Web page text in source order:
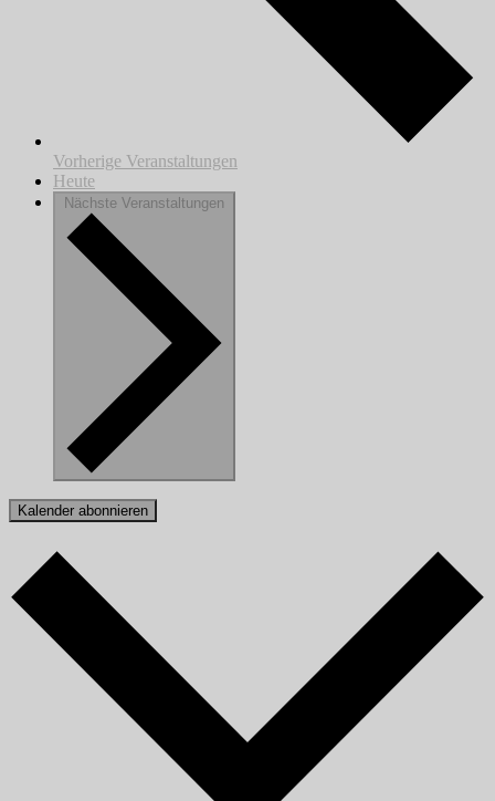
Vorherige Veranstaltungen
Heute
Nächste Veranstaltungen
Kalender abonnieren